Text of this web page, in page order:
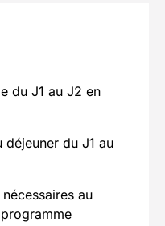
du J1 au J2 en
déjeuner du J1 au
au